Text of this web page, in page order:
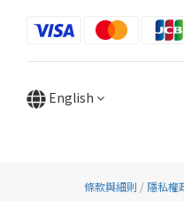
English
條款與細則 / 隱私權